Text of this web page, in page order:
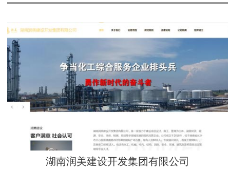
湖南润美建设开发集团有限公司